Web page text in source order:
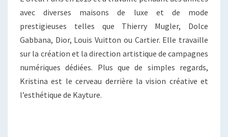
avec diverses maisons de luxe et de mode
prestigieuses telles que Thierry Mugler, Dolce
Gabbana, Dior, Louis Vuitton ou Cartier. Elle travaille
sur la création et la direction artistique de campagnes
numériques dédiées. Plus que de simples regards,
Kristina est le cerveau derrière la vision créative et
l’esthétique de Kayture.